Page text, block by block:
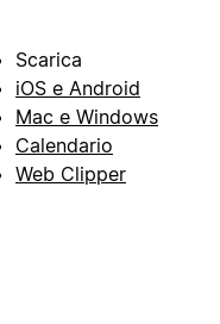
Scarica
iOS e Android
Mac e Windows
Calendario
Web Clipper